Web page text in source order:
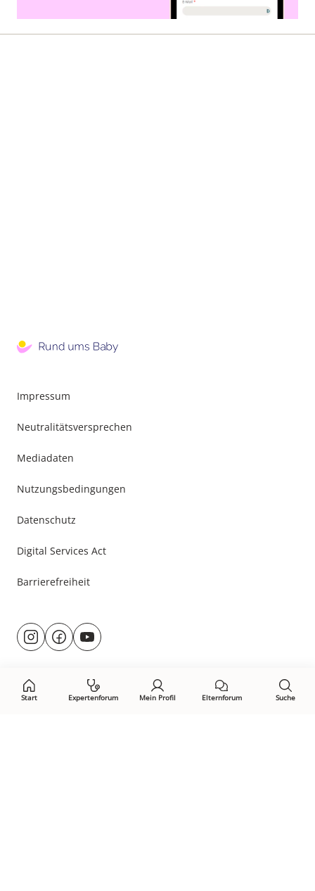
Start Expertenforum Mein Profil Elternforum Suche
Impressum
Neutralitätsversprechen
Mediadaten
Nutzungsbedingungen
Datenschutz
Digital Services Act
Barrierefreiheit
Besuche
uns@rund.ums.baby
facebook.com/rundumsbaby.de
youtube.com/@rundumsbaby_